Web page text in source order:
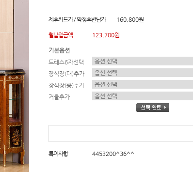
제휴카드가 / 약정후반납가 160,800원
월납입금액 123,700원
기본옵션
드레스6자선택
장식장(대)추가
장식장(중)추가
거울추가
특이사항 4453200^36^^